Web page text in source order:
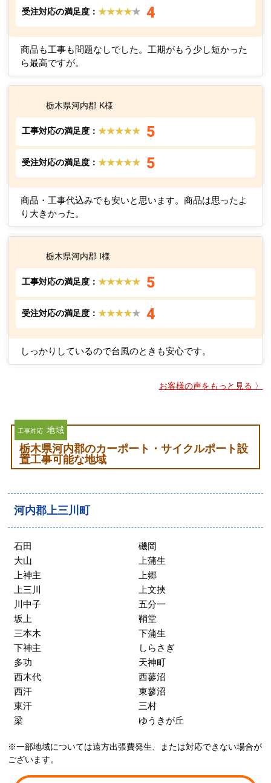
受注対応の満足度：★★★★★ 4
商品も工事も問題なしでした。工期がもう少し短かった
ら最高ですが。
栃木県河内郡 K様
工事対応の満足度：★★★★★ 5
受注対応の満足度：★★★★★ 5
商品・工事代込みでも安いと思います。商品は思ったよ
り大きかった。
栃木県河内郡 I様
工事対応の満足度：★★★★★ 5
受注対応の満足度：★★★★★ 4
しっかりしているので台風のときも安心です。
お客様の声をもっと見る 〉
工事対応 地域
栃木県河内郡のカーポート・サイクルポート設
置工事可能な地域
河内郡上三川町
石田
磯岡
大山
上蒲生
上神主
上郷
上三川
上文挾
川中子
五分一
坂上
鞘堂
三本木
下蒲生
下神主
しらさぎ
多功
天神町
西木代
西蓼沼
西汗
東蓼沼
東汗
三村
梁
ゆうきが丘
※一部地域については遠方出張費発生、または対応できない場合が
ございます。